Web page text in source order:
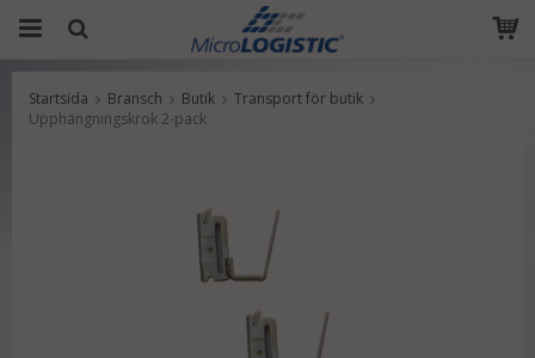
Produkten har blivit tillagd i varukorgen
Startsida Bransch Butik
Transport för butik
Upphängningskrok 2-pack